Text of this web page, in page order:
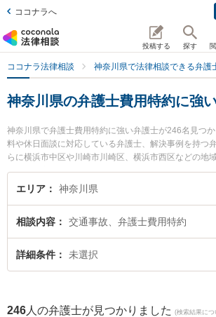
ココナラへ
投稿する 探す
ココナラ法律相談 神奈川県で法律相談できる弁護
神奈川県の弁護士費用特約に強
神奈川県で弁護士費用特約に強い弁護士が246名見つ
料や休日面談に対応している弁護士、解決事例を持つ
らに横浜市中区や川崎市川崎区、横浜市西区などの地
めます。交通事故に関係する自動車事故やバイク事故
分野での絞り込み検索もでき便利です。特に弁護士法
ール情報や弁護士費用、強みなどが注目されています
間に発生した弁護士費用特約のトラブルを今すぐに弁
護士費用特約のトラブル解決の実績豊富な近くの弁護
エリア 神奈川県
相談内容 交通事故、弁護士費用特約
詳細条件 未選択
246 人の弁護士が見つかりました (検索結果につ